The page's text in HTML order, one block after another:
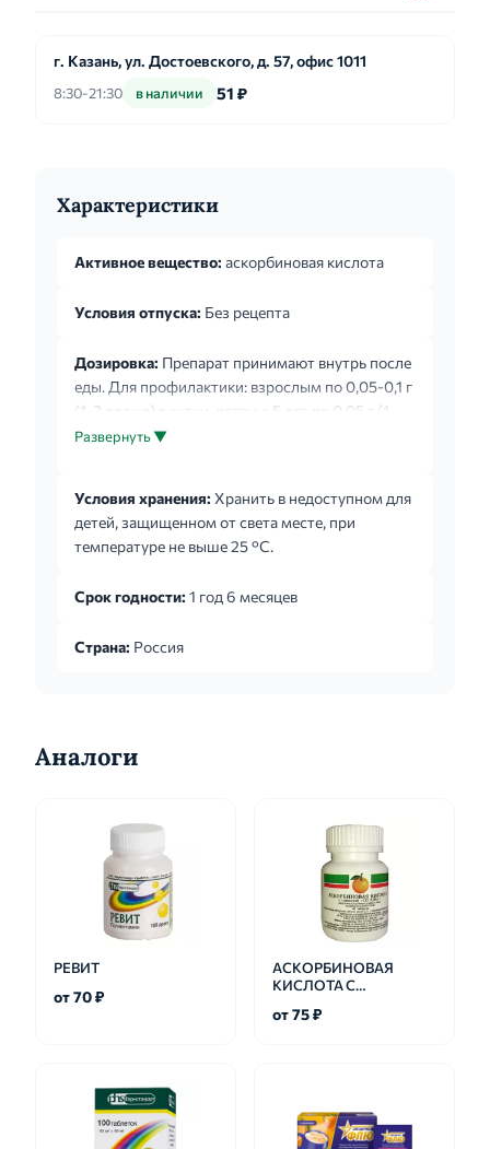
г. Казань, ул. Достоевского, д. 57, офис 1011
8:30-21:30 в наличии 51 ₽
Характеристики
Активное вещество: аскорбиновая кислота
Условия отпуска: Без рецепта
Дозировка: Препарат принимают внутрь после
еды. Для профилактики: взрослым по 0,05-0,1 г
(1-2 драже) в сутки, детям с 5 лет по 0,05 г (1
драже) в сутки. Для лечения: взрослым по 0,05-
беременности и грудного вскармливания по 0,3
г (6 драже) в сутки в течение 10-15 суток, далее
по 0,1 г (2 драже) в сутки. Применяйте препарат
применения и в тех дозах, которые ук...
Развернуть ▼
Условия хранения: Хранить в недоступном для
детей, защищенном от света месте, при
температуре не выше 25 °С.
Срок годности: 1 год 6 месяцев
Страна: Россия
Аналоги
РЕВИТ
от 70 ₽
АСКОРБИНОВАЯ
КИСЛОТА С
от 75 ₽